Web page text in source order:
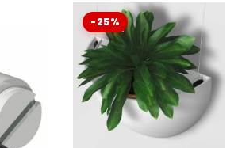
-25%